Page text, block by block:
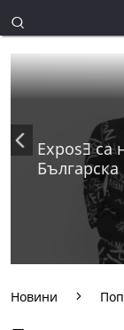
ExposƎ са
Българска
Новини Поп